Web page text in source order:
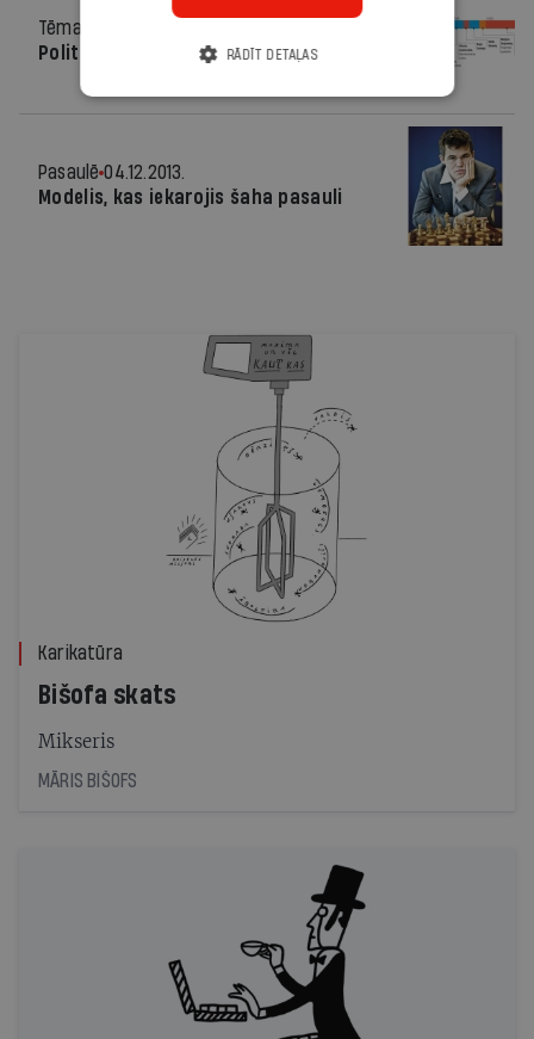
Tēma
Politiskie triki
Pasaulē 04.12.2013.
Modelis, kas iekarojis šaha pasauli
Karikatūra
Bišofa skats
Mikseris
MĀRIS BIŠOFS
RĀDĪT DETAĻAS